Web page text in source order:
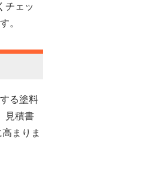
チェッ
。
る塗料
見積書
まりま